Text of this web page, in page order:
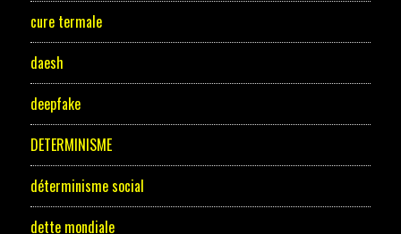
cure termale
daesh
deepfake
DETERMINISME
déterminisme social
dette mondiale